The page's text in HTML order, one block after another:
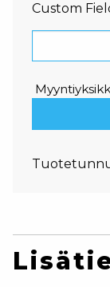
Custom
Lasiteline,